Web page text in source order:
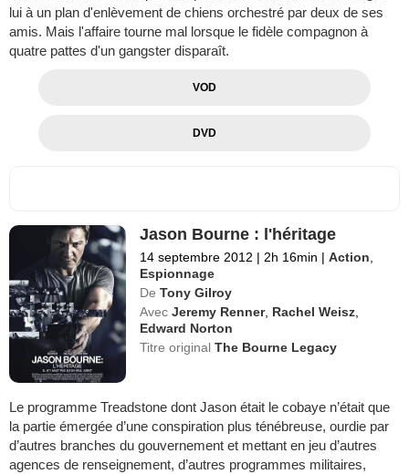
lui à un plan d'enlèvement de chiens orchestré par deux de ses
amis. Mais l'affaire tourne mal lorsque le fidèle compagnon à
quatre pattes d'un gangster disparaît.
VOD
DVD
Jason Bourne : l'héritage
14 septembre 2012 | 2h 16min | Action
Espionnage
De Tony Gilroy
Avec Jeremy Renner, Rachel Weisz
Edward Norton
Titre originalThe Bourne Legacy
Le programme Treadstone dont Jason était le cobaye n’était que
la partie émergée d’une conspiration plus ténébreuse, ourdie par
d’autres branches du gouvernement et mettant en jeu d’autres
agences de renseignement, d’autres programmes militaires,